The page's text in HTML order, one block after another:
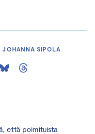
että poimituista
JOHANNA SIPOLA